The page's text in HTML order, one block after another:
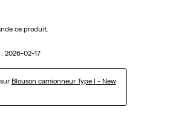
ce produit.
2026-02-17
Blouson camionneur Type I - New